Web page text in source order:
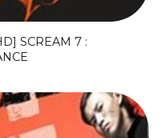
SCREAM 7 :